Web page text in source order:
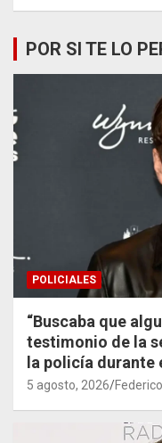
POR SI TE LO
POLICIALES
“Buscaba que
testimonio de la
la policía durante
5 agosto, 2026